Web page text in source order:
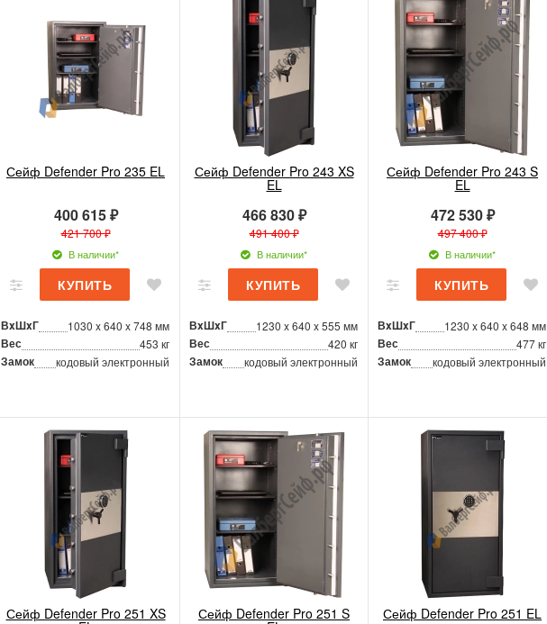
Сейф Defender Pro 235 EL
400 615 ₽
421 700 ₽
В наличии*
ВxШxГ 1030 x 640 x 748 мм
Вес 453 кг
Замок кодовый электронный
Сейф Defender Pro 243 XS
EL
466 830 ₽
491 400 ₽
В наличии*
ВxШxГ 1230 x 640 x 555 мм
Вес 420 кг
Замок кодовый электронный
Сейф Defender Pro 243 S
EL
472 530 ₽
497 400 ₽
В наличии*
ВxШxГ 1230 x 640 x 648 мм
Вес 477 кг
Замок кодовый электронный
Сейф Defender Pro 251 XS Сейф Defender Pro 251 S Сейф Defender Pro 251 EL